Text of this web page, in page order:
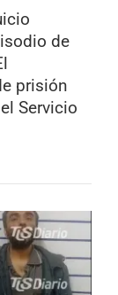
de
prisión
Servicio